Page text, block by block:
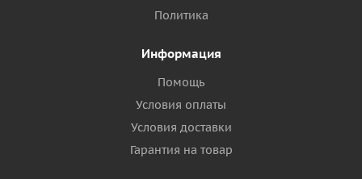
Политика
Информация
Помощь
Условия оплаты
Условия доставки
Гарантия на товар